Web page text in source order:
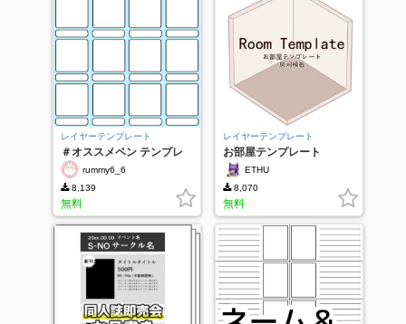
レイヤーテンプレート
＃オススメペン テンプレ
rummy6_6
8,139
無料
レイヤーテンプレート
お部屋テンプレート
ETHU
8,070
無料